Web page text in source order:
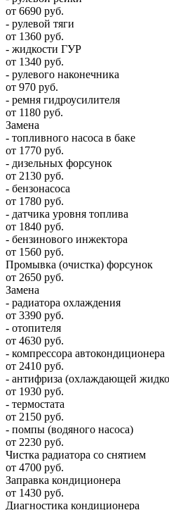
от 6690 руб.
- рулевой тяги
от 1360 руб.
- жидкости ГУР
от 1340 руб.
- рулевого наконечника
от 970 руб.
- ремня гидроусилителя
от 1180 руб.
Замена
- топливного насоса в баке
от 1770 руб.
- дизельных форсунок
от 2130 руб.
- бензонасоса
от 1780 руб.
- датчика уровня топлива
от 1840 руб.
- бензинового инжектора
от 1560 руб.
Промывка (очистка) форсунок
от 2650 руб.
Замена
- радиатора охлаждения
от 3390 руб.
- отопителя
от 4630 руб.
- компрессора автокондиционера
от 2410 руб.
- антифриза (охлаждающей
от 1930 руб.
- термостата
от 2150 руб.
- помпы (водяного насоса)
от 2230 руб.
Чистка радиатора со снятием
от 4700 руб.
Заправка кондиционера
от 1430 руб.
Диагностика кондиционера